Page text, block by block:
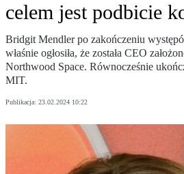
celem jest podbicie
Bridgit Mendler po zakończeniu
właśnie ogłosiła, że została CEO
Northwood Space. Równocześnie
MIT.
Publikacja: 23.02.2024 10:22